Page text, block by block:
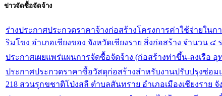
ข่าวจัดซื้อจัดจ้าง
ร่างประกาศประกวดราคาจ้างก่อสร้างโครงการค่าใช้จ่ายใ
ริมโขง อำเภอเชียงของ จังหวัดเชียงราย สิ่งก่อสร้าง จำนวน ๔
ประกาศเผยแพร่แผนการจัดซื้อจัดจ้าง (ก่อสร้างท่าขึ้น-ลงเรือ
ประกาศประกวดราคาซื้อวัสดุก่อสร้างสำหรับงานปรับปรุงซ่อ
218 สวนรุกขชาติโป่งสลี ตำบลสันทราย อำเภอเมืองเชียงราย จั